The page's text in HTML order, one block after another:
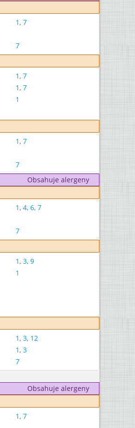
1, 7
7
1, 7
1, 7
1
1, 7
7
Obsahuje alergeny
1, 4, 6, 7
7
1, 3, 9
1
1, 3, 12
1, 3
7
Obsahuje alergeny
1, 7